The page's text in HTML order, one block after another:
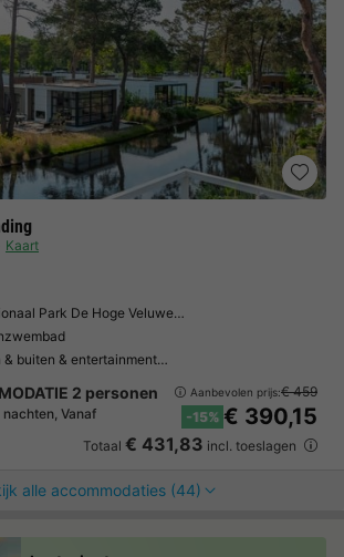
Kaart
Park De Hoge Veluwe…
& buiten & entertainment…
2 personen
Vanaf
Aanbevolen prijs:€ 459
-15% € 390,15
Totaal € 431,83 incl. toeslagen
alle accommodaties (44)